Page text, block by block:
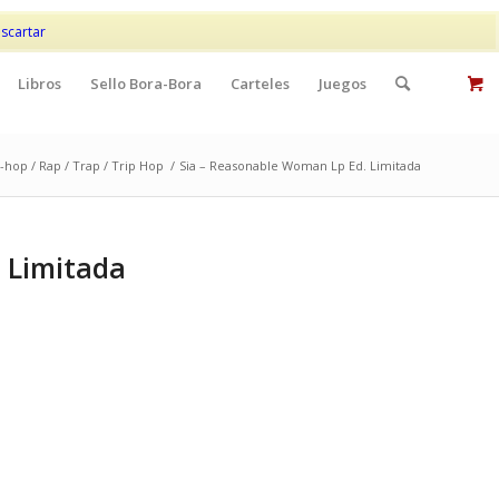
Mi cuenta Contacto
Libros Sello Bora-Bora Carteles Juegos
hop / Rap / Trap / Trip Hop / Sia – Reasonable Woman Lp Ed. Limitada
Limitada